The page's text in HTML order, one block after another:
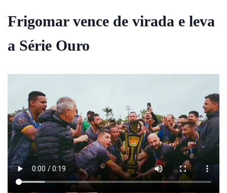
Frigomar vence de virada e leva
a Série Ouro